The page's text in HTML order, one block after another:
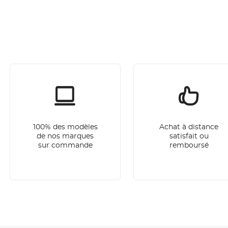
100% des modèles
de nos marques
sur commande
Achat à distance
satisfait ou
remboursé